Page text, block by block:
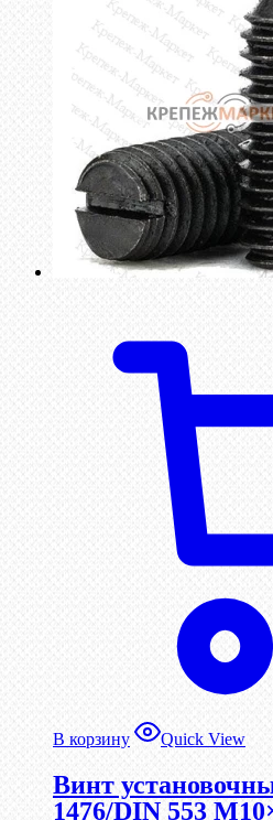
В корзину Quick View
Винт
1476/DIN 553